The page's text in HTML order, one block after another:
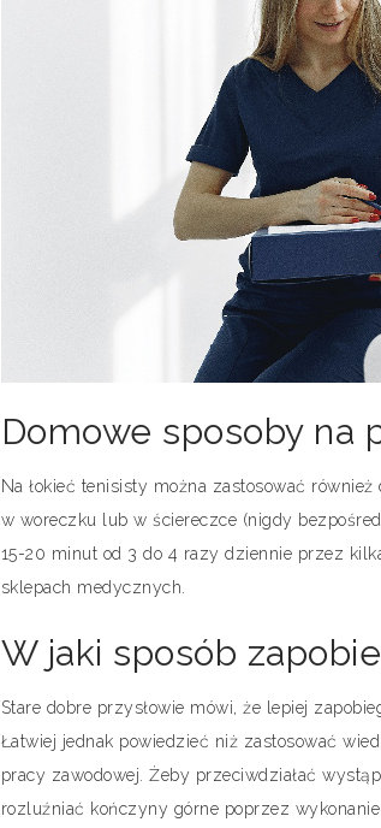
Domowe sposoby na
Na łokieć tenisisty można zastosować
w woreczku lub w ściereczce (nigdy
15-20 minut od 3 do 4 razy dziennie przez
sklepach medycznych.
W jaki sposób
Stare dobre przysłowie mówi, że lepiej
Łatwiej jednak powiedzieć niż zastosować
pracy zawodowej. Żeby przeciwdziałać
rozluźniać kończyny górne poprzez